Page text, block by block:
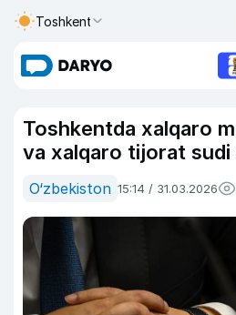
Toshkent
Toshkentda xalqaro
va xalqaro tijorat sudi
O‘zbekiston 15:14 / 31.03.2026